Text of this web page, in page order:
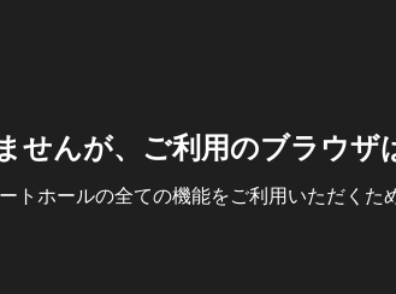
せんが、ご利用のブラウザ
トホールの全ての機能をご利用いただくた